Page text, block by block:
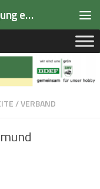
Sächsische Modellbahner-Vereinigung e.V.
/VERBAND